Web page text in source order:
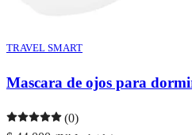
TRAVEL SMART
Mascara de ojos para
(0)